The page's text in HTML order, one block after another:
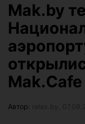
Mak.by
Mak.Cafe
Автор: